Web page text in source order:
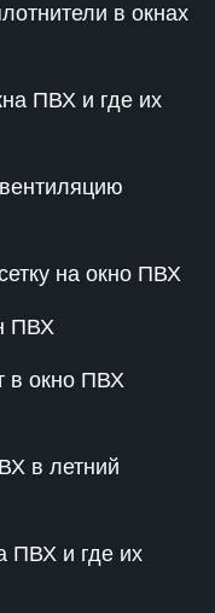
в окнах
ПВХ и где их
на окно ПВХ
ПВХ
в окно ПВХ
в летний
ПВХ и где их